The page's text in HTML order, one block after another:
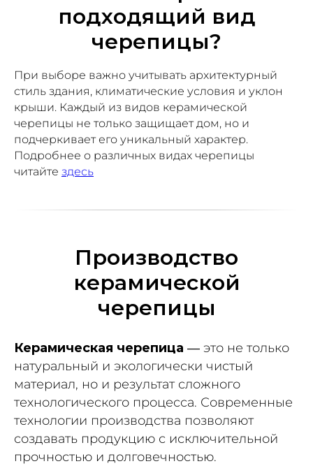
подходящий вид
черепицы?
При выборе важно учитывать архитектурный
стиль здания, климатические условия и уклон
крыши. Каждый из видов керамической
черепицы не только защищает дом, но и
подчеркивает его уникальный характер.
Подробнее о различных видах черепицы
читайте здесь
Производство
керамической
черепицы
Керамическая черепица — это не только
натуральный и экологически чистый
материал, но и результат сложного
технологического процесса. Современные
технологии производства позволяют
создавать продукцию с исключительной
прочностью и долговечностью.